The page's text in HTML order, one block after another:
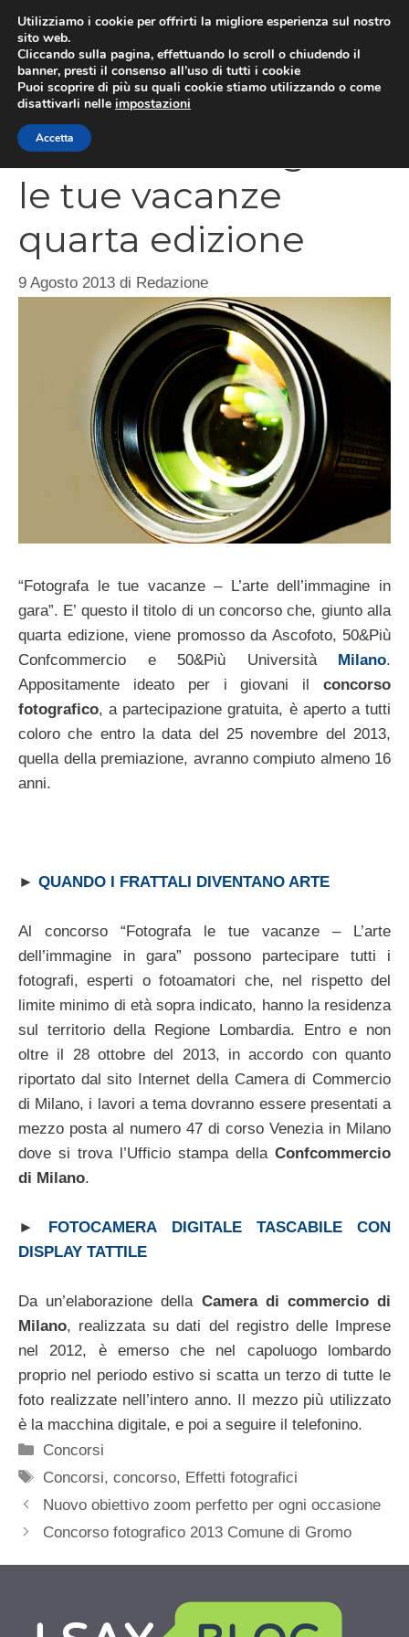
contenuto
Concorso Fotografa
le tue vacanze
quarta edizione
9 Agosto 2013 di Redazione
“Fotografa le tue vacanze – L’arte dell’immagine in
gara”. E’ questo il titolo di un concorso che, giunto alla
quarta edizione, viene promosso da Ascofoto, 50&Più
Confcommercio e 50&Più Università
Milano.
Appositamente ideato per i giovani il concorso
fotografico, a partecipazione gratuita, è aperto a tutti
coloro che entro la data del 25 novembre del 2013,
quella della premiazione, avranno compiuto almeno 16
anni.
► QUANDO I FRATTALI DIVENTANO ARTE
Al concorso “Fotografa le tue vacanze – L’arte
dell’immagine in gara” possono partecipare tutti i
fotografi, esperti o fotoamatori che, nel rispetto del
limite minimo di età sopra indicato, hanno la residenza
sul territorio della Regione Lombardia. Entro e non
oltre il 28 ottobre del 2013, in accordo con quanto
riportato dal sito Internet della Camera di Commercio
di Milano, i lavori a tema dovranno essere presentati a
mezzo posta al numero 47 di corso Venezia in Milano
dove si trova l’Ufficio stampa della Confcommercio
di Milano.
►
FOTOCAMERA DIGITALE TASCABILE CON
DISPLAY TATTILE
Da un’elaborazione della Camera di commercio di
Milano, realizzata su dati del registro delle Imprese
nel 2012, è emerso che nel capoluogo lombardo
proprio nel periodo estivo si scatta un terzo di tutte le
foto realizzate nell’intero anno. Il mezzo più utilizzato
è la macchina digitale, e poi a seguire il telefonino.
Categorie
Concorsi
Tag
Concorsi,concorso, Effetti fotografici
Nuovo obiettivo zoom perfetto per ogni occasione
Concorso fotografico 2013 Comune di Gromo
Utilizziamo i cookie per offrirti la migliore esperienza sul nostro
sito web.
Cliccando sulla pagina, effettuando lo scroll o chiudendo il
banner, presti il consenso all’uso di tutti i cookie
Puoi scoprire di più su quali cookie stiamo utilizzando o come
disattivarli nelle impostazioni
Accetta